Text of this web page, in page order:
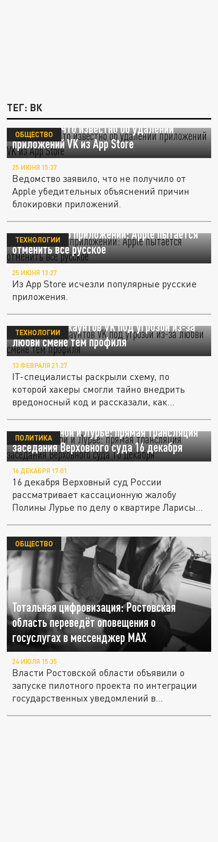
ТЕГ: ВК
Навсегда? Что известно об удалении
приложений VK из App Store
ОБЩЕСТВО
25 ИЮНЯ 15:37
Ведомство заявило, что не получило от
Apple убедительных объяснений причин
блокировки приложений.
Удалили 1213 приложений: Apple пытается
отменить все русское
ТЕХНОЛОГИИ
25 ИЮНЯ 13:27
Из App Store исчезли популярные русские
приложения.
500 тысяч аккаунтов VK под угрозой из-за
любви смене тем профиля
ТЕХНОЛОГИИ
13 ФЕВРАЛЯ 21:27
IT-специалисты раскрыли схему, по
которой хакеры смогли тайно внедрить
вредоносный код и рассказали, как...
Дело Долиной и Лурье: прямая трансляция
заседания Верховного суда 16 декабря
ПОЛИТИКА
16 ДЕКАБРЯ 17:01
16 декабря Верховный суд России
рассматривает кассационную жалобу
Полины Лурье по делу о квартире Ларисы...
Тотальная цифровизация: Ростовская
область переведёт оповещения о
госуслугах в мессенджер MAX
ОБЩЕСТВО
24 ИЮЛЯ 15:35
Власти Ростовской области объявили о
запуске пилотного проекта по интеграции
государственных уведомлений в...